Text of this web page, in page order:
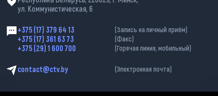
ул. Коммунистическая, 6
+375 (17) 379 64 13 (Запись на личный приём)
+375 (17) 361 63 73 (Факс)
+375 (29) 1 600 700 (Горячая линия, мобильный)
contact@ctv.by (Электронная почта)